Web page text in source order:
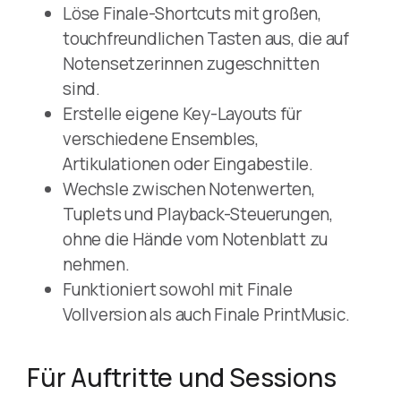
Löse Finale-Shortcuts mit großen,
touchfreundlichen Tasten aus, die auf
Notensetzerinnen zugeschnitten
sind.
Erstelle eigene Key-Layouts für
verschiedene Ensembles,
Artikulationen oder Eingabestile.
Wechsle zwischen Notenwerten,
Tuplets und Playback-Steuerungen,
ohne die Hände vom Notenblatt zu
nehmen.
Funktioniert sowohl mit Finale
Vollversion als auch Finale PrintMusic.
Für Auftritte und Sessions